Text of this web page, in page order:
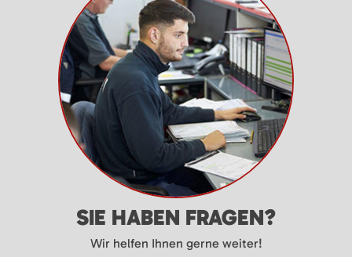
SIE HABEN FRAGEN?
Wir helfen Ihnen gerne weiter!